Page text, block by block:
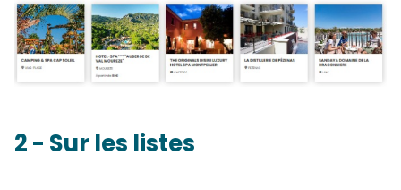
2 - Sur les listes